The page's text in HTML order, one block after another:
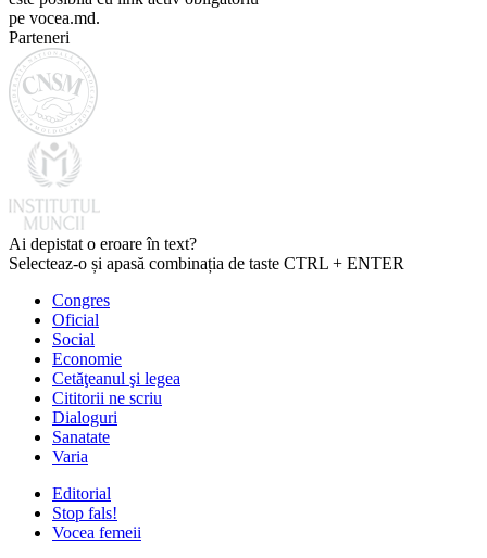
pe vocea.md.
Parteneri
Ai depistat o eroare în text?
Selecteaz-o și apasă combinația de taste CTRL + ENTER
Congres
Oficial
Social
Economie
Cetăţeanul şi legea
Cititorii ne scriu
Dialoguri
Sanatate
Varia
Editorial
Stop fals!
Vocea femeii